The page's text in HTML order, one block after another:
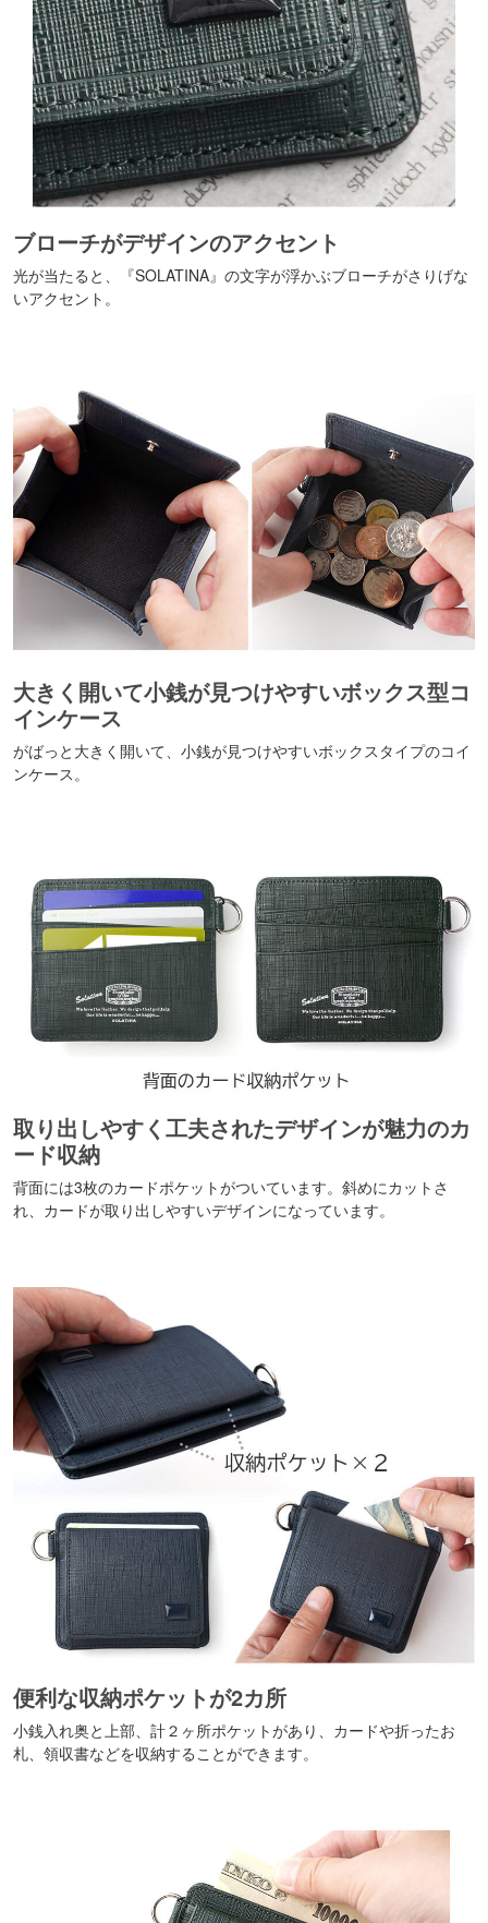
ブローチがデザインのアクセント
光が当たると、『SOLATINA』の文字が浮かぶブローチがさりげな
いアクセント。
大きく開いて小銭が見つけやすいボックス型コ
インケース
がばっと大きく開いて、小銭が見つけやすいボックスタイプのコイ
ンケース。
取り出しやすく工夫されたデザインが魅力のカ
ード収納
背面には3枚のカードポケットがついています。斜めにカットさ
れ、カードが取り出しやすいデザインになっています。
便利な収納ポケットが2カ所
小銭入れ奥と上部、計２ヶ所ポケットがあり、カードや折ったお
札、領収書などを収納することができます。